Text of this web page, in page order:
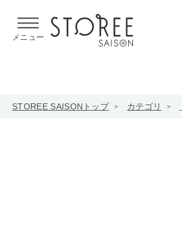
メニュー
STOREE SAISONトップ カテゴリ